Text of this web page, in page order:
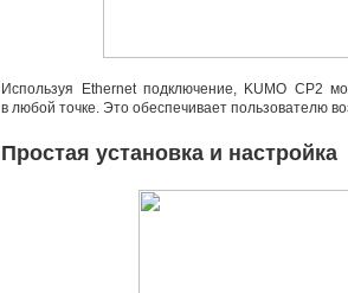
Используя Ethernet подключение
KUMO CP2
в любой точке. Это обеспечивает пользователю
Простая установка и настройка